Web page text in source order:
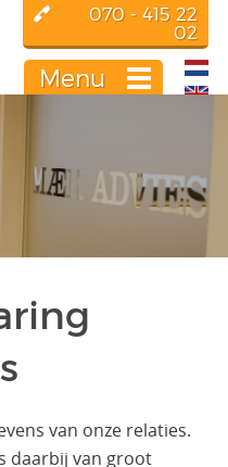
070 - 415 22
02
Menu
van onze relaties.
daarbij van groot